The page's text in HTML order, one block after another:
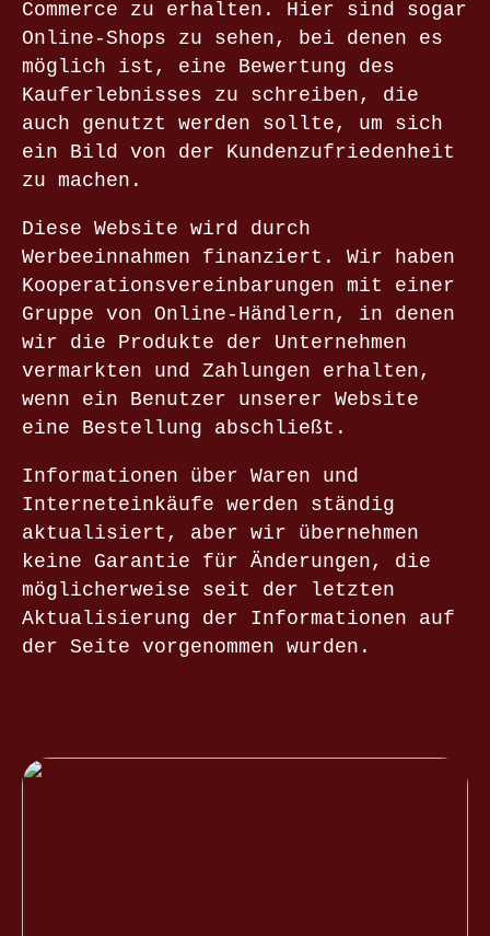
Commerce zu erhalten. Hier sind sogar
Online-Shops zu sehen, bei denen es
möglich ist, eine Bewertung des
Kauferlebnisses zu schreiben, die
auch genutzt werden sollte, um sich
ein Bild von der Kundenzufriedenheit
zu machen.
Diese Website wird durch
Werbeeinnahmen finanziert. Wir haben
Kooperationsvereinbarungen mit einer
Gruppe von Online-Händlern, in denen
wir die Produkte der Unternehmen
vermarkten und Zahlungen erhalten,
wenn ein Benutzer unserer Website
eine Bestellung abschließt.
Informationen über Waren und
Interneteinkäufe werden ständig
aktualisiert, aber wir übernehmen
keine Garantie für Änderungen, die
möglicherweise seit der letzten
Aktualisierung der Informationen auf
der Seite vorgenommen wurden.